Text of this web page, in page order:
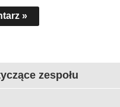
»
zespołu